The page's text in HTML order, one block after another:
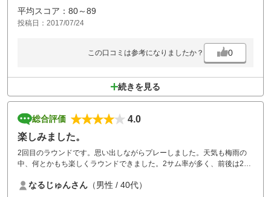
また午後スルーの場合には、結構つまって時間のかかるところもありま
すが、ハーフ2時間30分以内で比較的スムーズにラウンドできたのも高
評価です。
平均スコア：80～89
投稿日：2017/07/24
この口コミは参考になりましたか？ 0
続きを見る
総合評価
4.0
楽しみました。
2回目のラウンドです。思い出しながらプレーしました。天気も梅雨の
中、何とかもち楽しくラウンドできました。2サム率が多く、前後は2サ
たいと思います。
なるじゅんさん （男性 / 40代）